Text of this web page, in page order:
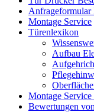
Anfrageformular
Montage Service
Türenlexikon
Aufbau
Montage
Bewertungen